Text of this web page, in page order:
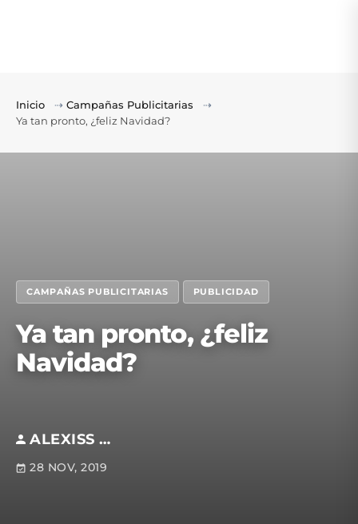
Inicio ⇢ Campañas Publicitarias
⇢
Ya tan pronto, ¿feliz Navidad?
CAMPAÑAS PUBLICITARIAS PUBLICIDAD
Ya tan pronto, ¿feliz
Navidad?
ALEXISS MARTÍNEZ JARA
28 NOV, 2019